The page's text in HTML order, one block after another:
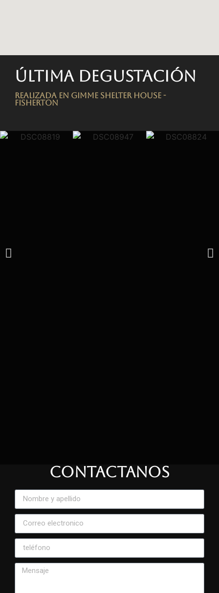
Última degustación
Realizada en Gimme Shelter House -
FISHERTON
CONTACTANOS